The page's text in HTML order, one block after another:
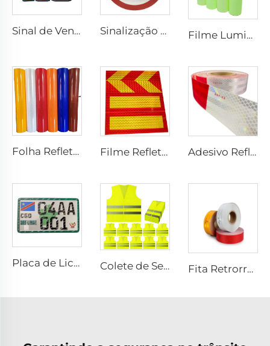
Sinal de Venda Quente Cones de Trânsito de PVC Flexível Refletivo de Segurança Sinalização Refletiva Personalizada de Preço Barato para Segurança no Trânsito Filme Luminoso, Papel Luminoso Autoadesivo com Brilho no Escuro, Adesivo Vinílico Fotoluminescente para Decoração
Folha Refletiva Prismática para Placa de Sinalização, Vinil Refletivo, Filme Refletivo Retrorrefletivo para Placa de Sinalização Filme Refletivo Personalizado com Placa de Alumínio para Parte Traseira de Caminhão Adesivo Refletivo Vermelho e Branco, Fita Refletora, Fita Refletiva Dot C2 para Caminhão
Placa de Licença Personalizada de Alumínio para Carro Colete de Segurança Refletivo em Malha com Logo Personalizado, Jaqueta de Segurança com Zíper Refletivo para Construção Fita Retrorrefletiva CE 104R de Fábrica, Adesivo para Caminhão